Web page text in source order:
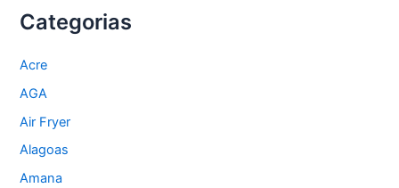
Categorias
Acre
AGA
Air Fryer
Alagoas
Amana